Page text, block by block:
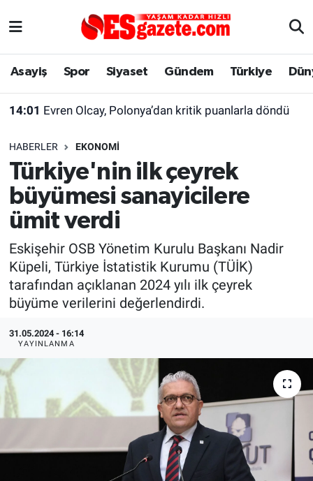
Asayiş Spor Siyaset Gündem Türkiye
14:01 Evren Olcay, Polonya’dan kritik puanlarla döndü
HABERLER EKONOMI
Türkiye'nin ilk çeyrek
büyümesi sanayicilere
ümit verdi
Eskişehir OSB Yönetim Kurulu Başkanı Nadir
Küpeli, Türkiye İstatistik Kurumu (TÜİK)
tarafından açıklanan 2024 yılı ilk çeyrek
büyüme verilerini değerlendirdi.
31.05.2024 - 16:14
YAYINLANMA
Asayiş
Gündem
Türkiye
Dünya
Sağlık
Alış-Veriş/İş dünyası
Yaşam
Eskişehirspor Arşivi
Eskişehir Arşivi
Röportaj
Ekonomi
Kültür Sanat
Politika
Kütahya
Eskişehir Nöbetçi Eczaneler
Süper Lig Puan Durumu ve Fikstür
Tüm Manşetler
Son Dakika Haberleri
Haber Arşivi